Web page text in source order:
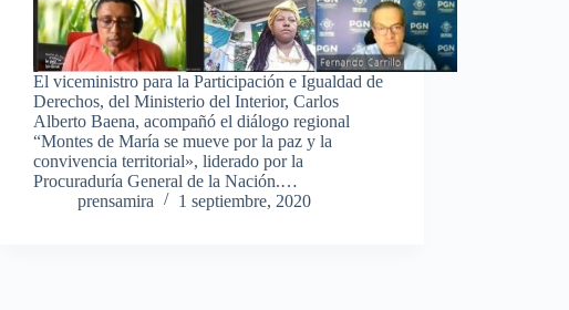
El viceministro para la Participación e Igualdad de
Derechos, del Ministerio del Interior, Carlos
Alberto Baena, acompañó el diálogo regional
“Montes de María se mueve por la paz y la
convivencia territorial», liderado por la
Procuraduría General de la Nación.…
prensamira
1 septiembre, 2020